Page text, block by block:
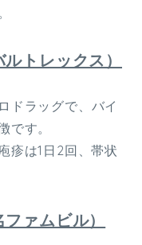
トレックス）
ドラッグで、バイ
です。
疹は1日2回、帯状
ァムビル）